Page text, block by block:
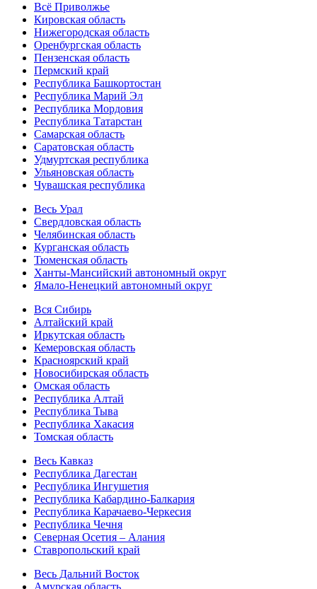
Всё Приволжье
Кировская область
Нижегородская область
Оренбургская область
Пензенская область
Пермский край
Республика Башкортостан
Республика Марий Эл
Республика Мордовия
Республика Татарстан
Самарская область
Саратовская область
Удмуртская республика
Ульяновская область
Чувашская республика
Весь Урал
Свердловская область
Челябинская область
Курганская область
Тюменская область
Ханты-Мансийский автономный округ
Ямало-Ненецкий автономный округ
Вся Сибирь
Алтайский край
Иркутская область
Кемеровская область
Красноярский край
Новосибирская область
Омская область
Республика Алтай
Республика Тыва
Республика Хакасия
Томская область
Весь Кавказ
Республика Дагестан
Республика Ингушетия
Республика Кабардино-Балкария
Республика Карачаево-Черкесия
Республика Чечня
Северная Осетия – Алания
Ставропольский край
Весь Дальний Восток
Амурская область